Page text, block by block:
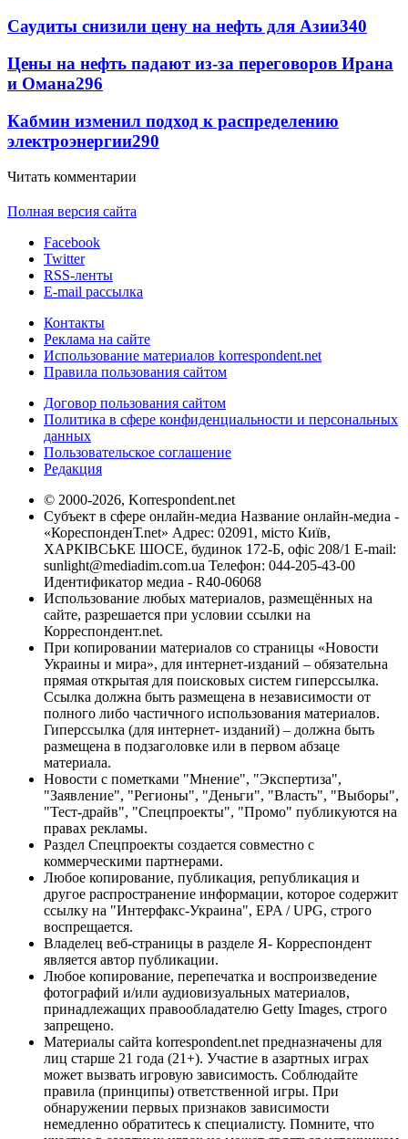
Саудиты снизили цену на нефть для Азии340
Цены на нефть падают из-за переговоров Ирана
и Омана296
Кабмин изменил подход к распределению
электроэнергии290
Читать комментарии
Полная версия сайта
Facebook
Twitter
RSS-ленты
E-mail рассылка
Контакты
Реклама на сайте
Использование материалов korrespondent.net
Правила пользования сайтом
Договор пользования сайтом
Политика в сфере конфиденциальности и персональных
данных
Пользовательское соглашение
Редакция
© 2000-2026, Korrespondent.net
Субъект в сфере онлайн-медиа Название онлайн-медиа -
«КореспонденТ.net» Адрес: 02091, місто Київ,
ХАРКІВСЬКЕ ШОСЕ, будинок 172-Б, офіс 208/1 E-mail:
sunlight@mediadim.com.ua Телефон: 044-205-43-00
Идентификатор медиа - R40-06068
Использование любых материалов, размещённых на
сайте, разрешается при условии ссылки на
Корреспондент.net.
При копировании материалов со страницы «Новости
Украины и мира», для интернет-изданий – обязательна
прямая открытая для поисковых систем гиперссылка.
Ссылка должна быть размещена в независимости от
полного либо частичного использования материалов.
Гиперссылка (для интернет- изданий) – должна быть
размещена в подзаголовке или в первом абзаце
материала.
Новости с пометками "Мнение", "Экспертиза",
"Заявление", "Регионы", "Деньги", "Власть", "Выборы",
"Тест-драйв", "Спецпроекты", "Промо" публикуются на
правах рекламы.
Раздел Спецпроекты создается совместно с
коммерческими партнерами.
Любое копирование, публикация, републикация и
другое распространение информации, которое содержит
ссылку на "Интерфакс-Украина", EPA / UPG, строго
воспрещается.
Владелец веб-страницы в разделе Я- Корреспондент
является автор публикации.
Любое копирование, перепечатка и воспроизведение
фотографий и/или аудиовизуальных материалов,
принадлежащих правообладателю Getty Images, строго
запрещено.
Материалы сайта korrespondent.net предназначены для
лиц старше 21 года (21+). Участие в азартных играх
может вызвать игровую зависимость. Соблюдайте
правила (принципы) ответственной игры. При
обнаружении первых признаков зависимости
немедленно обратитесь к специалисту. Помните, что